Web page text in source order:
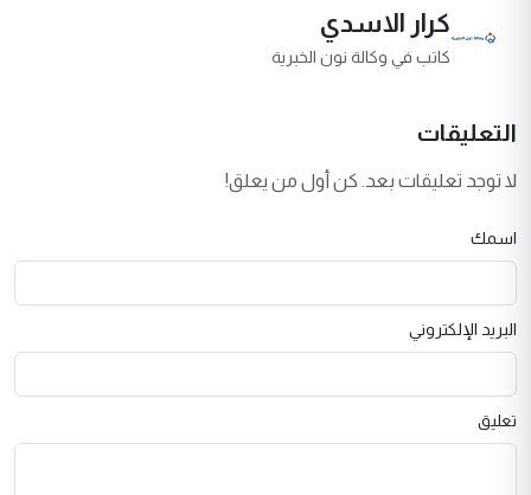
كرار الاسدي
كاتب في وكالة نون الخبرية
التعليقات
لا توجد تعليقات بعد. كن أول من يعلق!
اسمك
البريد الإلكتروني
تعليق